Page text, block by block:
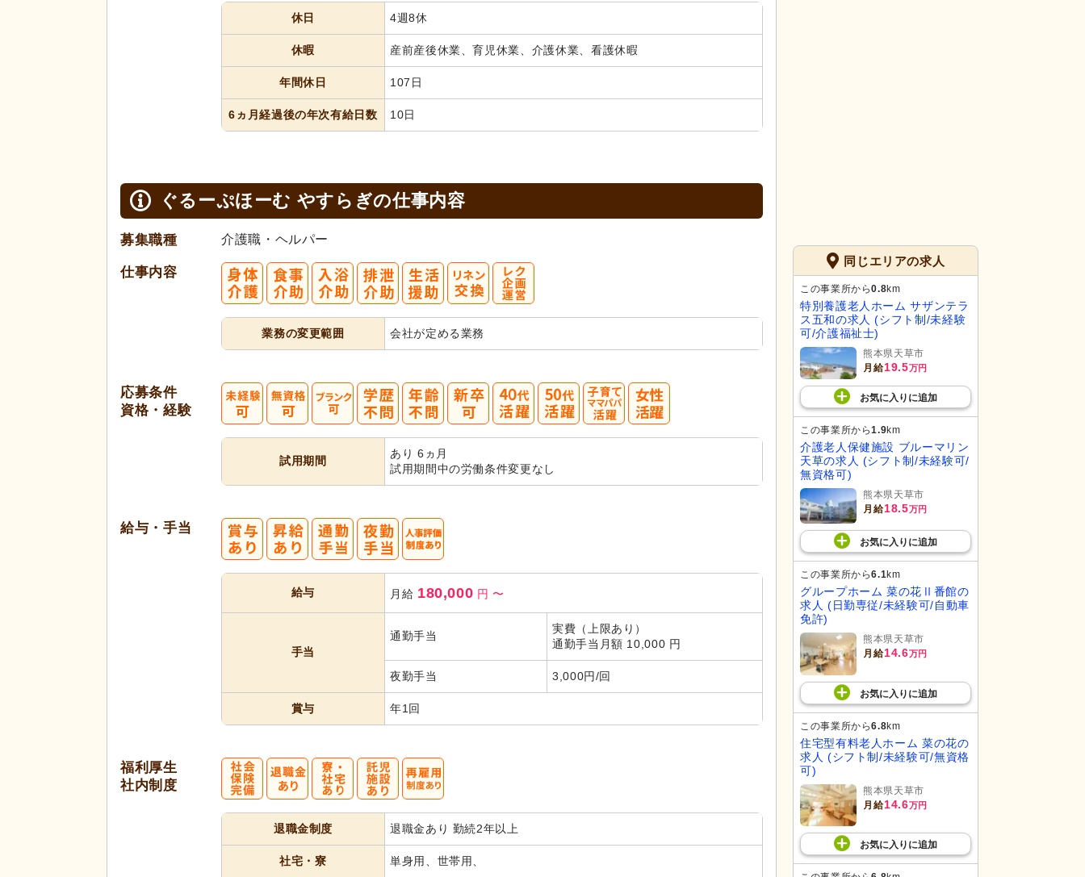
休日 4週8休
休暇 産前産後休業、育児休業、介護休業、看護休暇
年間休日 107日
6ヵ月経過後の年次有給日数 10日
ぐるーぷほーむ やすらぎの仕事内容
募集職種 介護職・ヘルパー
仕事内容
業務の変更範囲 会社が定める業務
応募条件
資格・経験
試用期間
あり 6ヵ月
試用期間中の労働条件変更なし
給与・手当
給与 月給 180,000 円 〜
手当
通勤手当
実費（上限あり）
通勤手当月額 10,000 円
夜勤手当 3,000円/回
賞与 年1回
福利厚生
社内制度
退職金制度 退職金あり 勤続2年以上
社宅・寮 単身用、世帯用、
同じエリアの求人
この事業所から0.8km
特別養護老人ホーム サザンテラ
ス五和の求人 (シフト制/未経験
可/介護福祉士)
熊本県天草市
月給19.5万円
お気に入り に追加
この事業所から1.9km
介護老人保健施設 ブルーマリン
天草の求人 (シフト制/未経験可/
無資格可)
熊本県天草市
月給18.5万円
お気に入り に追加
この事業所から6.1km
グループホーム 菜の花Ⅱ番館の
求人 (日勤専従/未経験可/自動車
免許)
熊本県天草市
月給14.6万円
お気に入り に追加
この事業所から6.8km
住宅型有料老人ホーム 菜の花の
求人 (シフト制/未経験可/無資格
可)
熊本県天草市
月給14.6万円
お気に入り に追加